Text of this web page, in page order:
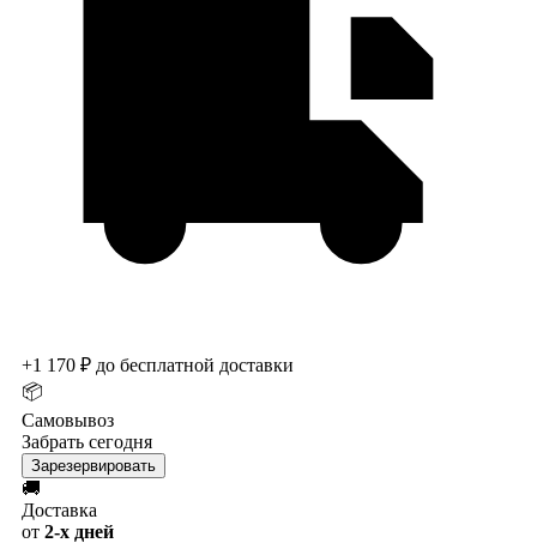
+1 170 ₽ до бесплатной доставки
📦
Самовывоз
Забрать сегодня
Зарезервировать
🚚
Доставка
от 2-х дней